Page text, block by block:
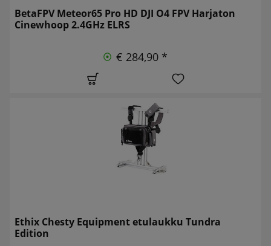
BetaFPV Meteor65 Pro HD DJI O4 FPV Harjaton
Cinewhoop 2.4GHz ELRS
€ 284,90 *
Ethix Chesty Equipment etulaukku Tundra
Edition